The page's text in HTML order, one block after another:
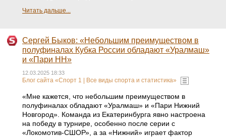
Читать дальше...
Сергей Быков: «Небольшим преимуществом в
полуфиналах Кубка России обладают «Уралмаш»
и «Пари НН»
12.03.2025 18:33
Блог сайта «Спорт 1 | Все виды спорта и статистика»
«Мне кажется, что небольшим преимуществом в
полуфиналах обладают «Уралмаш» и «Пари Нижний
Новгород». Команда из Екатеринбурга явно настроена
на победу в турнире, особенно после серии с
«Локомотив‑СШОР», а за «Нижний» играет фактор